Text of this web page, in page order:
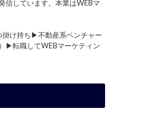
信しています。本業はWEBマ
け持ち▶︎不動産系ベンチャー
▶︎転職してWEBマーケティン